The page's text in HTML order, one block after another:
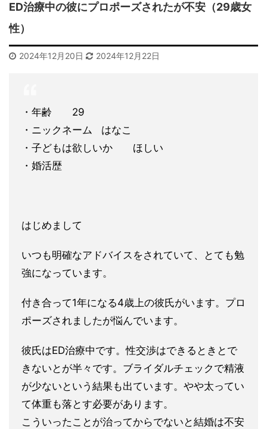
ED治療中の彼にプロポーズされたが不安（29歳女
性）
2024年12月20日 2024年12月22日
・年齢 29
・ニックネーム はなこ
・子どもは欲しいか ほしい
・婚活歴
はじめまして
いつも明確なアドバイスをされていて、とても勉
強になっています。
付き合って1年になる4歳上の彼氏がいます。プロ
ポーズされましたが悩んでいます。
彼氏はED治療中です。性交渉はできるときとで
きないとが半々です。ブライダルチェックで精液
が少ないという結果も出ています。 やや太ってい
て体重も落とす必要があります。
こういったことが治ってからでないと結婚は不安